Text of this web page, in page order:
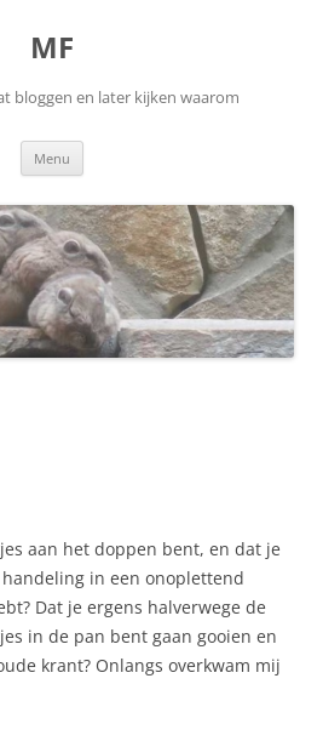
MF
bloggen en later kijken waarom
Menu
aan het doppen bent, en dat je
in een onoplettend
Dat je ergens halverwege de
in de pan bent gaan gooien en
krant? Onlangs overkwam mij